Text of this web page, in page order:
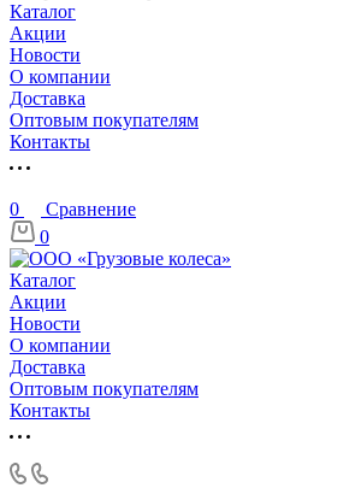
Каталог
Акции
Новости
О компании
Доставка
Оптовым покупателям
Контакты
0
Сравнение
0
Каталог
Акции
Новости
О компании
Доставка
Оптовым покупателям
Контакты